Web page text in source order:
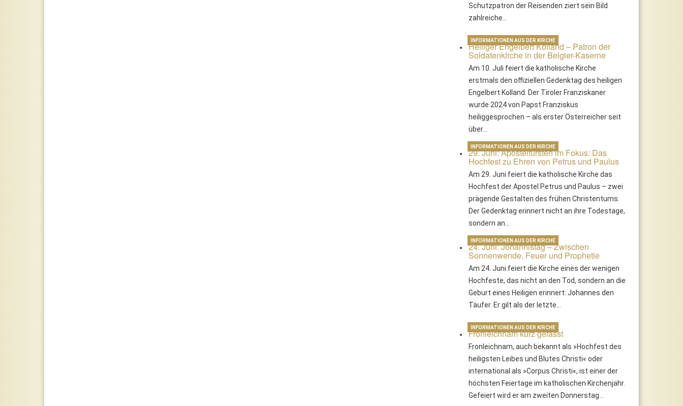
Schutzpatron der Reisenden ziert sein Bild
zahlreiche…
Heiliger Engelbert Kolland – Patron der
Soldatenkirche in der Belgier-Kaserne
Am 10. Juli feiert die katholische Kirche
erstmals den offiziellen Gedenktag des heiligen
Engelbert Kolland. Der Tiroler Franziskaner
wurde 2024 von Papst Franziskus
heiliggesprochen – als erster Österreicher seit
über…
INFORMATIONEN AUS DER KIRCHE
29. Juni: Apostelfürsten im Fokus: Das
Hochfest zu Ehren von Petrus und Paulus
Am 29. Juni feiert die katholische Kirche das
Hochfest der Apostel Petrus und Paulus – zwei
prägende Gestalten des frühen Christentums.
Der Gedenktag erinnert nicht an ihre Todestage,
sondern an…
INFORMATIONEN AUS DER KIRCHE
24. Juni: Johannistag – Zwischen
Sonnenwende, Feuer und Prophetie
Am 24. Juni feiert die Kirche eines der wenigen
Hochfeste, das nicht an den Tod, sondern an die
Geburt eines Heiligen erinnert: Johannes den
Täufer. Er gilt als der letzte…
INFORMATIONEN AUS DER KIRCHE
Fronleichnam kurz gefasst
Fronleichnam, auch bekannt als »Hochfest des
heiligsten Leibes und Blutes Christi« oder
international als »Corpus Christi«, ist einer der
höchsten Feiertage im katholischen Kirchenjahr.
Gefeiert wird er am zweiten Donnerstag…
INFORMATIONEN AUS DER KIRCHE